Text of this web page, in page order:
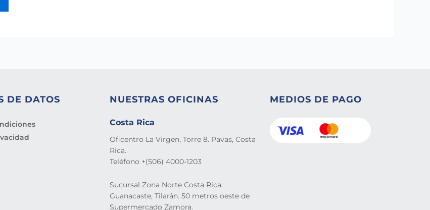
DE DATOS NUESTRAS OFICINAS
Costa Rica
Oficentro La Virgen, Torre 8. Pavas, Costa
Rica.
Teléfono +(506) 4000-1203
Sucursal Zona Norte Costa Rica:
Guanacaste, Tilarán. 50 metros oeste de
Supermercado Zamora.
MEDIOS DE PAGO